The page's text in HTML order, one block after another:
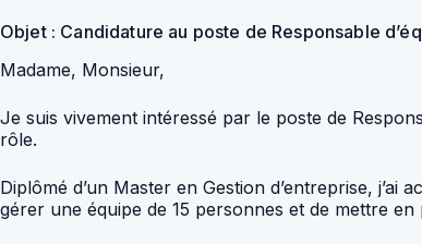
Objet : Candidature au poste de Responsable
Madame, Monsieur,
Je suis vivement intéressé par le poste de
rôle.
Diplômé d’un Master en Gestion d’entreprise, j’ai
gérer une équipe de 15 personnes et de mettre